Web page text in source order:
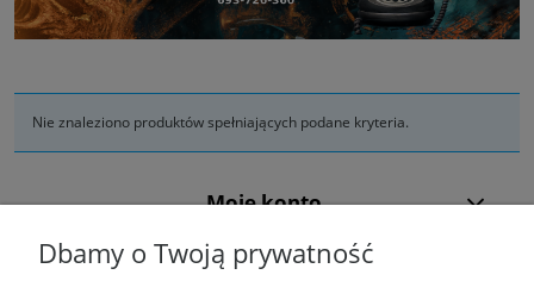
Nie znaleziono produktów spełniających podane kryteria.
Moje konto
Laufparts
Dbamy o Twoją prywatność